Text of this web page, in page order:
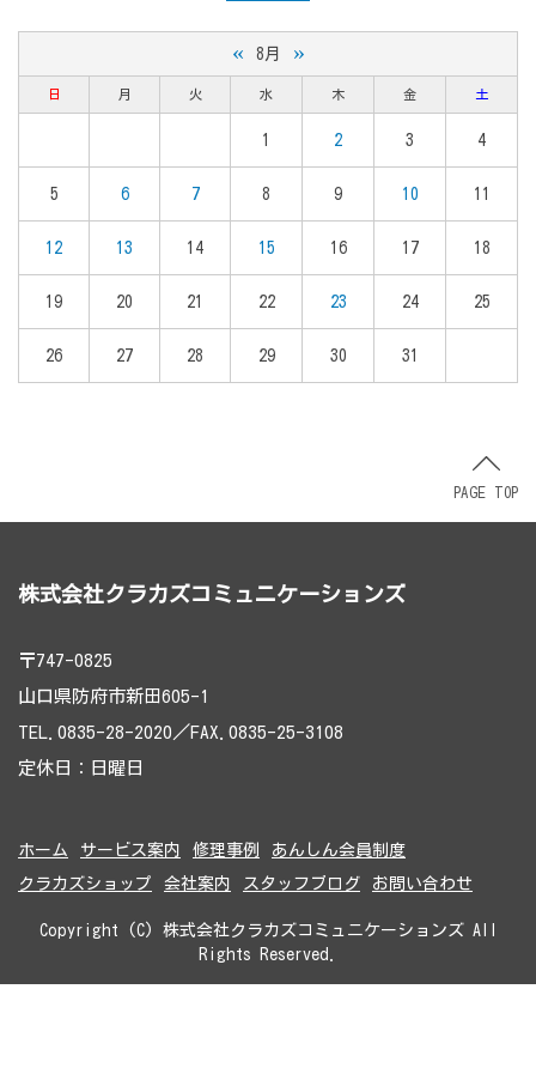
« 8月 »
日 月 火 水 木 金 土
1 2 3 4
5 6 7 8 9 10 11
12 13 14 15 16 17 18
19 20 21 22 23 24 25
26 27 28 29 30 31
PAGE TOP
株式会社クラカズコミュニケーションズ
〒747-0825
山口県防府市新田605-1
TEL.0835-28-2020／FAX.0835-25-3108
定休日：日曜日
ホーム サービス案内 修理事例
あんしん会員制度
クラカズショップ
会社案内 スタッフブログ お問い合わせ
Copyright (C) 株式会社クラカズコミュニケーションズ All
Rights Reserved.